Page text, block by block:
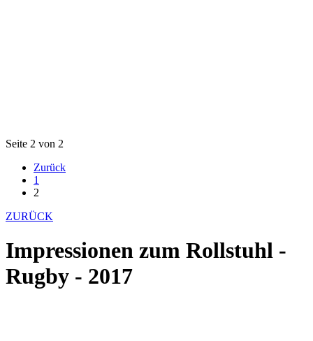
Seite 2 von 2
Zurück
1
2
ZURÜCK
Impressionen zum Rollstuhl -
Rugby - 2017